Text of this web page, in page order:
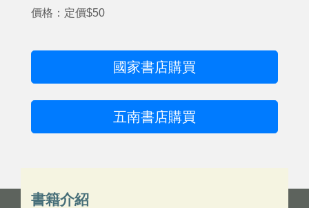
價格：定價$50
國家書店購買
五南書店購買
書籍介紹